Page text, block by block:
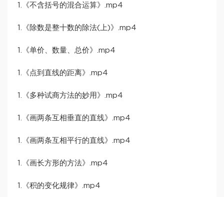
1.《不含括号的混合运算》.mp4
1.《除数是整十数的除法(上)》.mp4
1.《单价、数量、总价》.mp4
1.《点到直线的距离》.mp4
1.《多种试商方法的妙用》.mp4
1.《画两条互相垂直的直线》.mp4
1.《画两条互相平行的直线》.mp4
1.《画长方形的方法》.mp4
1.《积的变化规律》.mp4